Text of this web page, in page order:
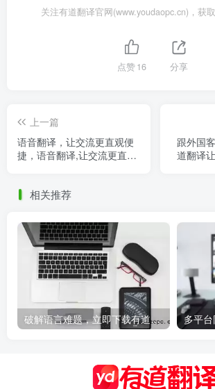
关注有道翻译官网(www.youdaopc.cn)，获
点赞16 分享
上一篇
语音翻译，让交流更直观便
捷，语音翻译,让交流更直观
跟外国
道翻译
相关推荐
破解语言难题，立即下载有道翻译，有道翻译软件